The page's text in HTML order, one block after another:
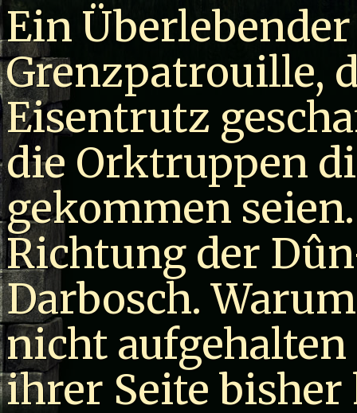
Ein
Grenzpatrouille,
Eisentrutz
die Orktruppen
gekommen
Richtung der
Darbosch.
nicht aufgehalten
ihrer Seite